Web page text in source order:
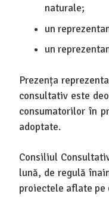
naturale;
un
un
Prezența
consultativ este
consumatorilor în
adoptate.
Consiliul
lună, de regulă
proiectele aflate pe